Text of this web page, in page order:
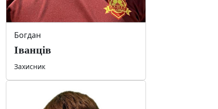
Богдан
Іванців
Захисник